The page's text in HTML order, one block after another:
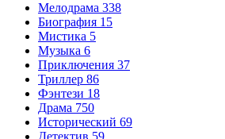
Мелодрама 338
Биография 15
Мистика 5
Музыка 6
Приключения 37
Триллер 86
Фэнтези 18
Драма 750
Исторический 69
Детектив 59